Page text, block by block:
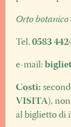
Orto
Tel.0583
e-mail:
Costi:
VISITA),
al biglietto di